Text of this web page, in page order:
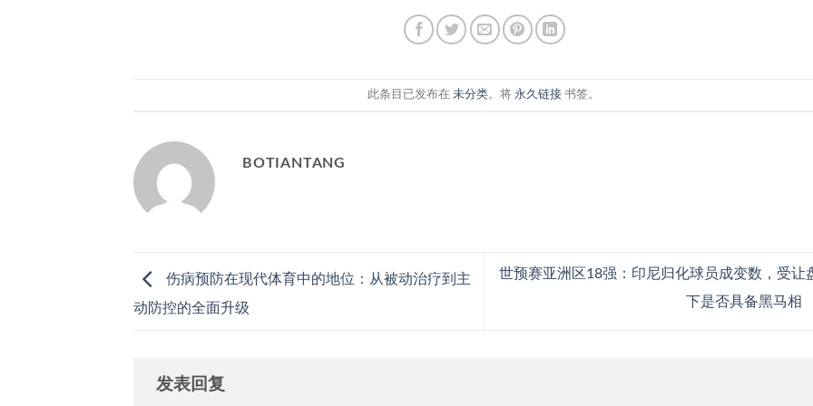
此条目已发布在未分类。将永久链接 书签。
BOTIANTANG
伤病预防在现代体育中的地位：从被动治疗到主
动防控的全面升级
世预赛亚洲区18强：印尼归化球员成变数，受让
下是否具备黑马相
发表回复